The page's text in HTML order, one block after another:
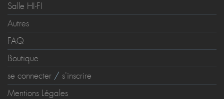
Salle HI-FI
Autres
FAQ
Boutique
se connecter / s'inscrire
Mentions Légales